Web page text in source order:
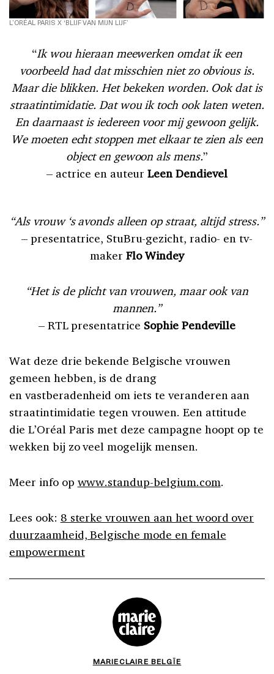
L’ORÉAL PARIS X ‘BLIJF VAN MIJN LIJF’
“Ik wou hieraan meewerken omdat ik een
voorbeeld had dat misschien niet zo obvious is.
Maar die blikken. Het bekeken worden. Ook dat is
straatintimidatie. Dat wou ik toch ook laten weten.
En daarnaast is iedereen voor mij gewoon gelijk.
We moeten echt stoppen met elkaar te zien als een
object en gewoon als mens.”
– actrice en auteurLeen Dendievel
“Als vrouw ‘s avonds alleen op straat, altijd stress.”
– presentatrice, StuBru-gezicht, radio- en tv-
makerFlo Windey
“Het is de plicht van vrouwen, maar ook van
mannen.”
– RTL presentatrice Sophie Pendeville
Wat deze drie bekende Belgische vrouwen
gemeen hebben, is de drang
en vastberadenheid om iets te veranderen aan
straatintimidatie tegen vrouwen. Een attitude
die L’Oréal Paris met deze campagne hoopt op te
wekken bij zo veel mogelijk mensen.
Meer info op www.standup-belgium.com.
Lees ook: 8 sterke vrouwen aan het woord over
duurzaamheid, Belgische mode en female
empowerment
MARIECLAIRE BELGÏE